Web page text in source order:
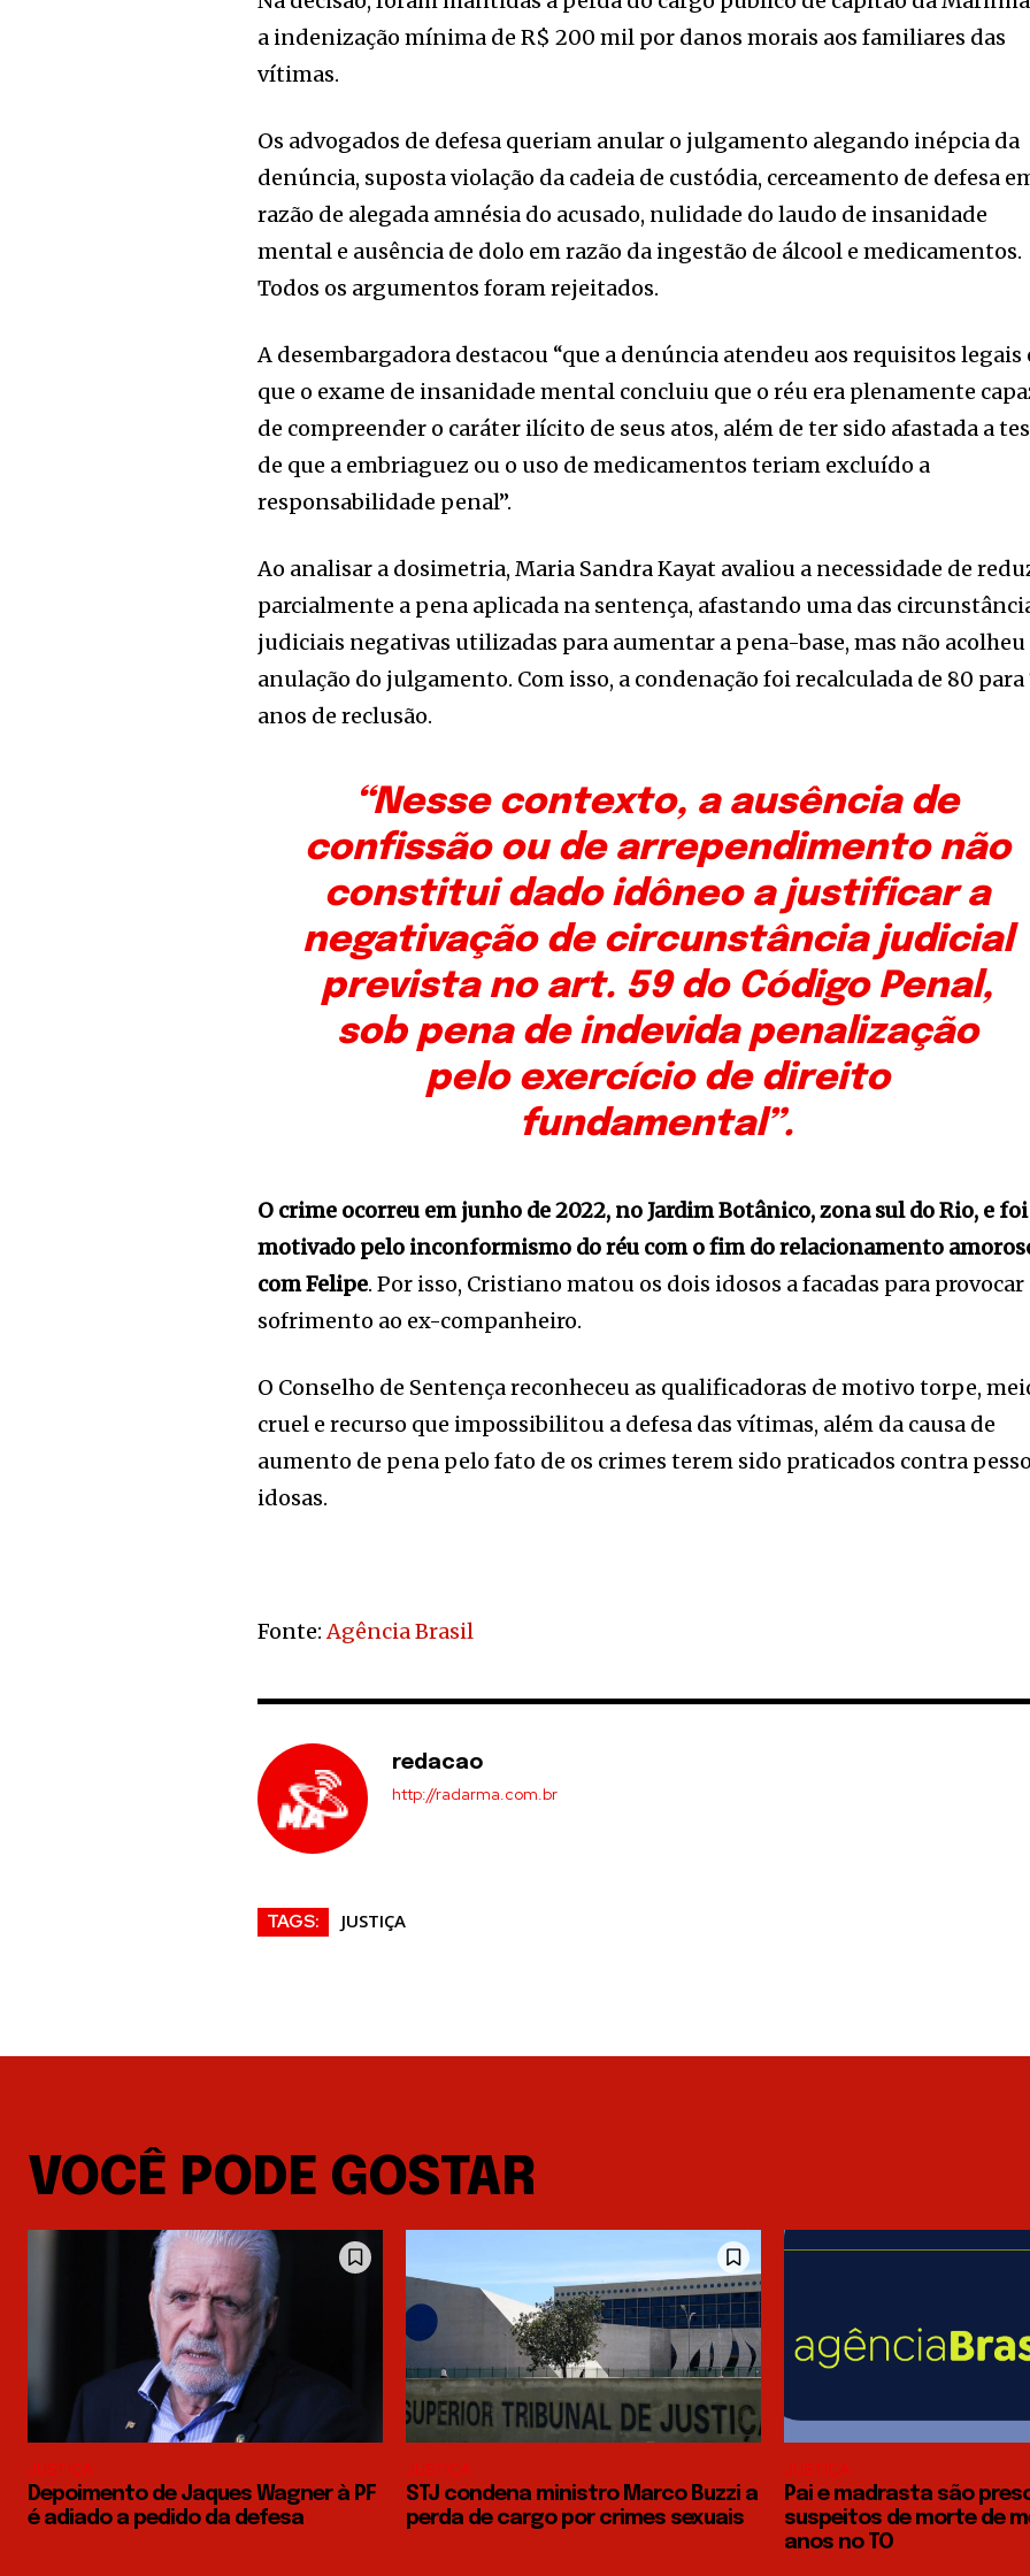
a indenização mínima de R$ 200 mil por danos morais aos familiares das
vítimas.
Os advogados de defesa queriam anular o julgamento alegando inépcia da
denúncia, suposta violação da cadeia de custódia, cerceamento de defesa
razão de alegada amnésia do acusado, nulidade do laudo de insanidade
mental e ausência de dolo em razão da ingestão de álcool e medicamentos.
Todos os argumentos foram rejeitados.
A desembargadora destacou “que a denúncia atendeu aos requisitos legais
que o exame de insanidade mental concluiu que o réu era plenamente
de compreender o caráter ilícito de seus atos, além de ter sido afastada a
de que a embriaguez ou o uso de medicamentos teriam excluído a
responsabilidade penal”.
Ao analisar a dosimetria, Maria Sandra Kayat avaliou a necessidade de
parcialmente a pena aplicada na sentença, afastando uma das
judiciais negativas utilizadas para aumentar a pena-base, mas não acolheu
anulação do julgamento. Com isso, a condenação foi recalculada de 80 para
anos de reclusão.
“Nesse contexto, a ausência de
confissão ou de arrependimento não
constitui dado idôneo a justificar a
negativação de circunstância judicial
prevista no art. 59 do Código Penal,
sob pena de indevida penalização
pelo exercício de direito
fundamental”.
O crime ocorreu em junho de 2022, no Jardim Botânico, zona sul do Rio, e foi
motivado pelo inconformismo do réu com o fim do relacionamento
com Felipe. Por isso, Cristiano matou os dois idosos a facadas para provocar
sofrimento ao ex-companheiro.
O Conselho de Sentença reconheceu as qualificadoras de motivo torpe,
cruel e recurso que impossibilitou a defesa das vítimas, além da causa de
aumento de pena pelo fato de os crimes terem sido praticados contra
idosas.
Fonte:Agência Brasil
redacao
http://radarma.com.br
TAGS: JUSTIÇA
VOCÊ PODE GOSTAR
JUSTIÇA
Depoimento de Jaques Wagner à PF
é adiado a pedido da defesa
JUSTIÇA
STJ condena ministro Marco Buzzi a
perda de cargo por crimes sexuais
JUSTIÇA
Pai e madrasta são
suspeitos de morte de
anos no TO